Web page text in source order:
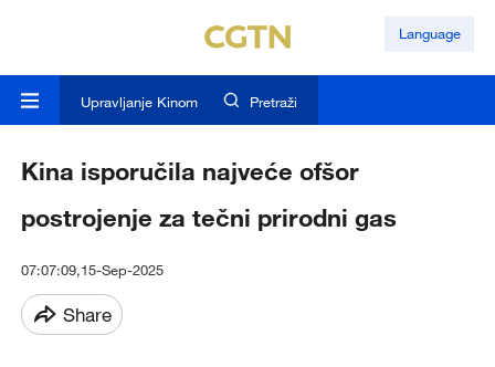
Language
Upravljanje Kinom Pretraži
Kina isporučila najveće ofšor
postrojenje za tečni prirodni gas
07:07:09,15-Sep-2025
Share